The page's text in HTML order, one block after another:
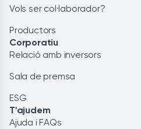
Vols ser col·laborador?
Productors
Corporatiu
Relació amb inversors
Sala de premsa
ESG
T'ajudem
Ajuda i FAQs